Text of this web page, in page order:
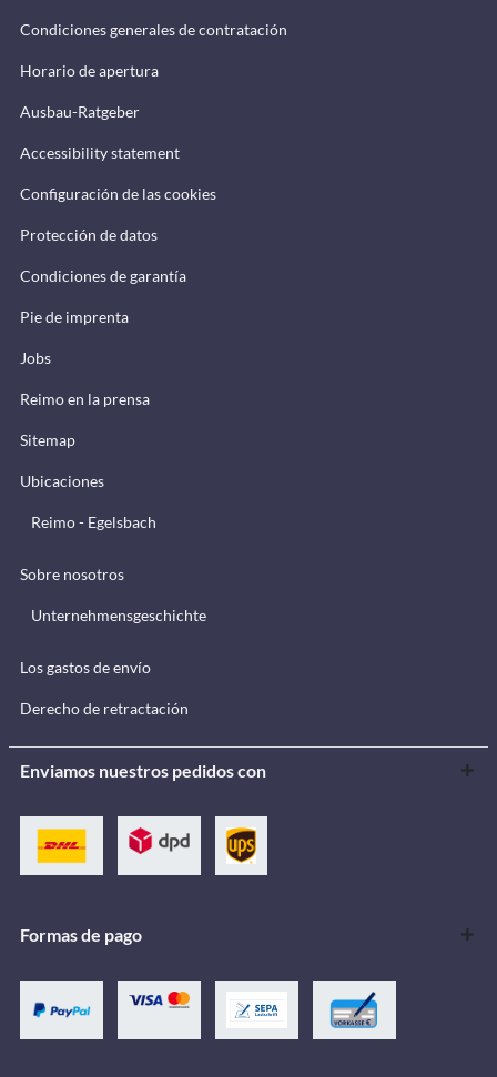
Condiciones generales de contratación
Horario de apertura
Ausbau-Ratgeber
Accessibility statement
Configuración de las cookies
Protección de datos
Condiciones de garantía
Pie de imprenta
Jobs
Reimo en la prensa
Sitemap
Ubicaciones
Reimo - Egelsbach
Sobre nosotros
Unternehmensgeschichte
Los gastos de envío
Derecho de retractación
Enviamos nuestros pedidos con
Formas de pago